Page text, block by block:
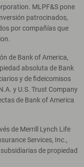
MLPF&S pone
patrocinados,
por compañías que
de Bank of America,
absoluta de Bank
y de fideicomisos
y U.S. Trust Company
de Bank of America
de Merrill Lynch Life
Services, Inc.,
de propiedad